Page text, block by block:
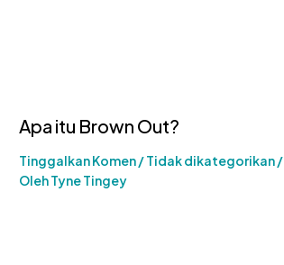
Apa itu Brown Out?
Tinggalkan Komen/Tidak dikategorikan/
OlehTyne Tingey